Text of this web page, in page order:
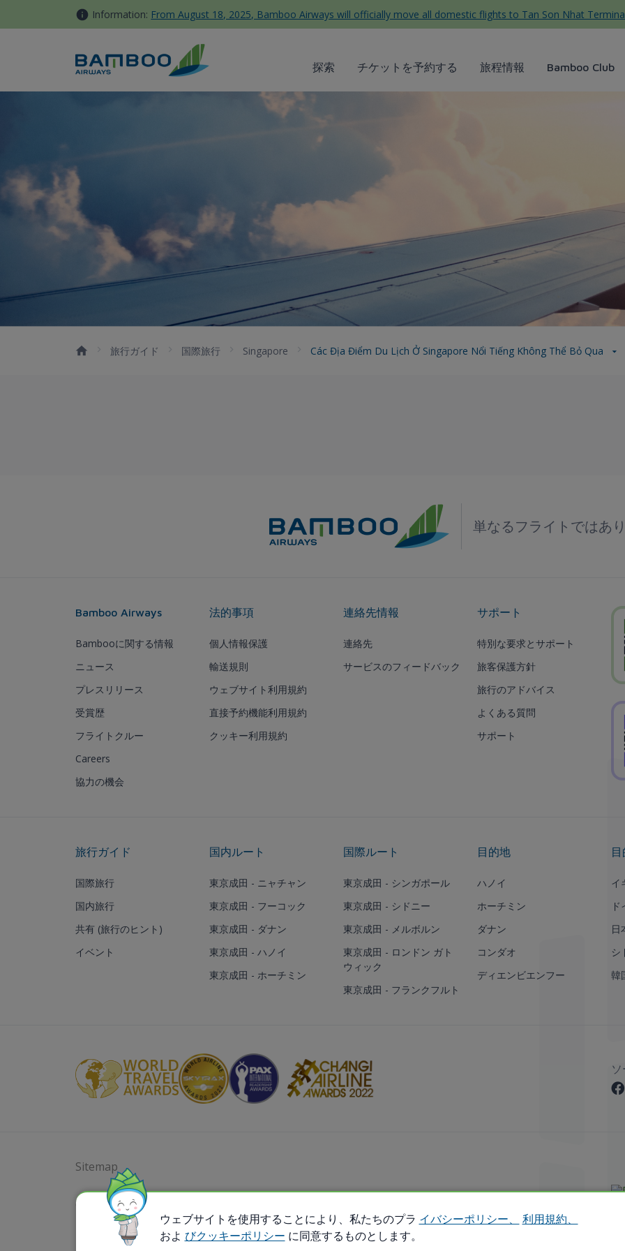
内容へスキップ Information: From August 18, 2025, Bamboo Airways will officially move all domestic flights to Tan Son Nhat
探索 チケットを予約する 旅程情報 Bamboo Club
Các địa điểm du lịch ở Singapore nổi tiếng không thể bỏ
旅行ガイド 国際旅行 Singapore Các Địa Điểm Du Lịch Ở Singapore Nổi Tiếng Không Thể Bỏ Qua
単なるフライトではあ
Bamboo Airways
Bambooに関する情報
ニュース
プレスリリース
受賞歴
フライトクルー
Careers
協力の機会
法的事項
個人情報保護
輸送規則
ウェブサイト利用規約
直接予約機能利用規約
クッキー利用規約
連絡先情報
連絡先
サービスのフィードバック
サポート
特別な要求とサポート
旅客保護方針
旅行のアドバイス
よくある質問
サポート
旅行ガイド
国際旅行
国内旅行
共有 (旅行のヒント)
イベント
国内ルート
東京成田 - ニャチャン
東京成田 - フーコック
東京成田 - ダナン
東京成田 - ハノイ
東京成田 - ホーチミン
国際ルート
東京成田 - シンガポール
東京成田 - シドニー
東京成田 - メルボルン
東京成田 - ロンドン ガト
ウィック
東京成田 - フランクフルト
目的地
ハノイ
ホーチミン
ダナン
コンダオ
ディエンビエンフー
イ
日
シ
韓
Sitemap
@ 2023 Bamboo Airways Copyright. All Rights Reserved.
Business Registration Code: 010786737
ウェブサイトを使用することにより、私たちのプラ イバシーポリシー、
利用規約、
およ びクッキーポリシー に同意するものとします。